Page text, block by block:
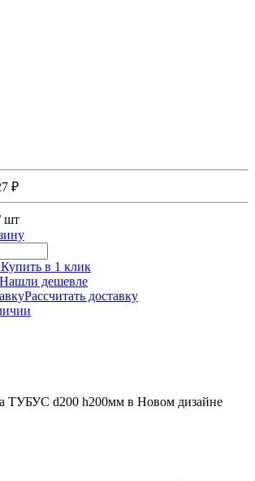
₽
шт
Купить в 1 клик
Нашли дешевле
Рассчитать доставку
ТУБУС d200 h200мм в Новом дизайне